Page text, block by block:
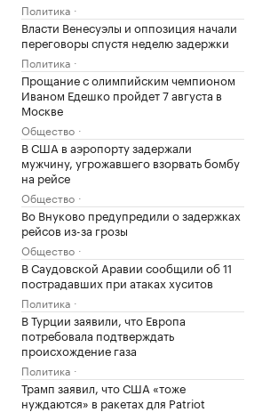
Политика
Власти Венесуэлы и оппозиция начали
переговоры спустя неделю задержки
Политика
Прощание с олимпийским чемпионом
Иваном Едешко пройдет 7 августа в
Москве
Общество
В США в аэропорту задержали
мужчину, угрожавшего взорвать бомбу
на рейсе
Общество
Во Внуково предупредили о задержках
рейсов из-за грозы
Общество
В Саудовской Аравии сообщили об 11
пострадавших при атаках хуситов
Политика
В Турции заявили, что Европа
потребовала подтверждать
происхождение газа
Политика
Трамп заявил, что США «тоже
нуждаются» в ракетах для Patriot